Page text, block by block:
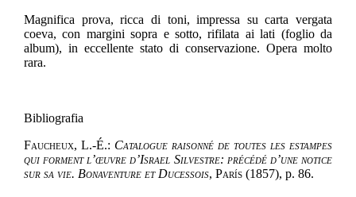
Magnifica prova, ricca di toni, impressa su carta vergata
coeva, con margini sopra e sotto, rifilata ai lati (foglio da
album), in eccellente stato di conservazione. Opera molto
rara.
Bibliografia
Faucheux, L.-É.: Catalogue raisonné de toutes les estampes
qui forment l’œuvre d’Israel Silvestre: précédé d’une notice
sur sa vie. Bonaventure et Ducessois, París (1857), p. 86.